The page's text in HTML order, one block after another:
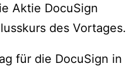
Aktie DocuSign
des Vortages.
für die DocuSign in